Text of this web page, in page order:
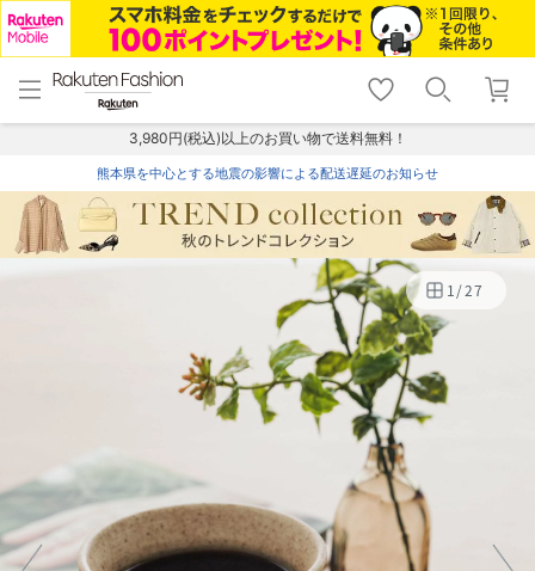
menu home
トップ
shopping_cart lock_outline
ログイン
3,980円(税込)以上のお買い物で送料無料！
熊本県を中心とする地震の影響による配送遅延のお知らせ
1/27